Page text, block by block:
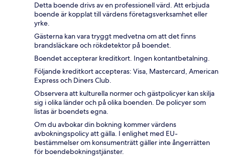
Detta boende drivs av en professionell värd. Att erbjuda
boende är kopplat till värdens företagsverksamhet eller
yrke.
Gästerna kan vara tryggt medvetna om att det finns
brandsläckare och rökdetektor på boendet.
Boendet accepterar kreditkort. Ingen kontantbetalning.
Följande kreditkort accepteras: Visa, Mastercard, American
Express och Diners Club.
Observera att kulturella normer och gästpolicyer kan skilja
sig i olika länder och på olika boenden. De policyer som
listas är boendets egna.
Om du avbokar din bokning kommer värdens
avbokningspolicy att gälla. I enlighet med EU-
bestämmelser om konsumenträtt gäller inte ångerrätten
för boendebokningstjänster.